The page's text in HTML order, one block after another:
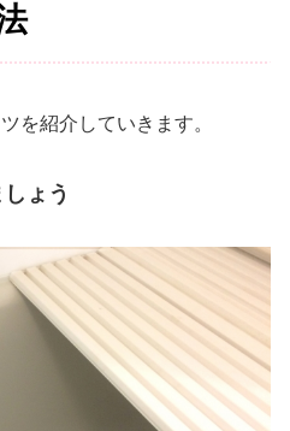
を紹介していきます。
ょう